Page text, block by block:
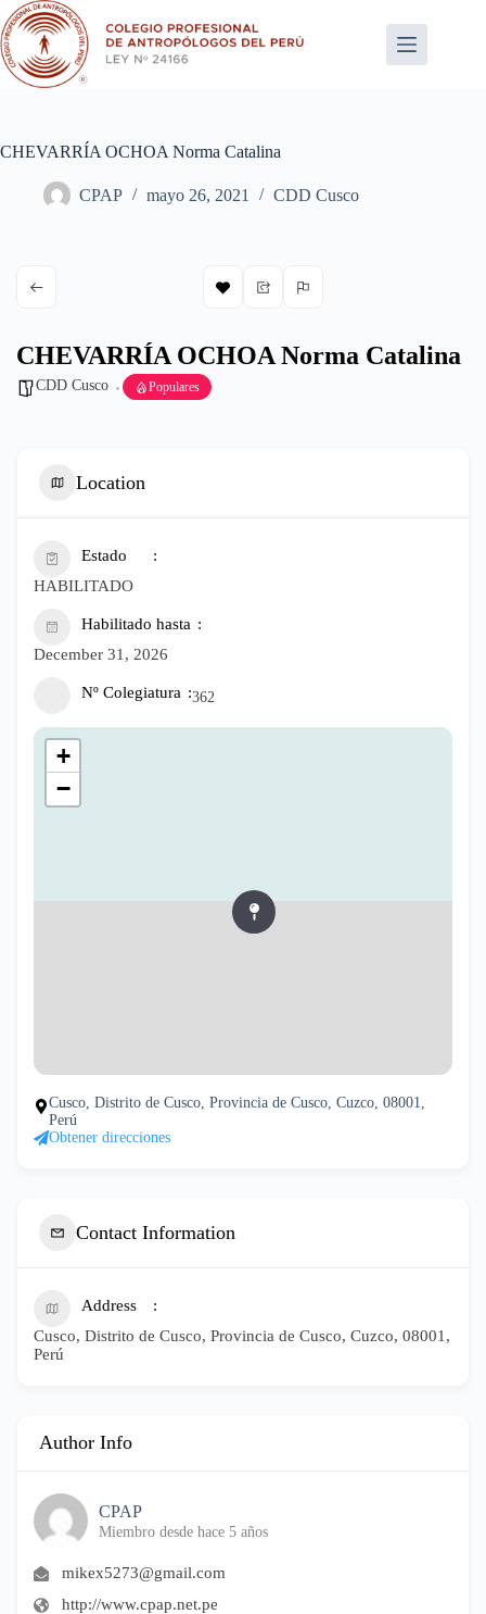
Saltar
al
contenido
CHEVARRÍA OCHOA Norma Catalina
CPAP mayo 26, 2021 CDD Cusco
CHEVARRÍA OCHOA Norma Catalina
CDD Cusco Populares
Location
Estado
HABILITADO
Habilitado hasta
December 31, 2026
Nº Colegiatura 362
+
−
Cusco, Distrito de Cusco, Provincia de Cusco, Cuzco, 08001,
Perú
Obtener direcciones
Contact Information
Address
Cusco, Distrito de Cusco, Provincia de Cusco, Cuzco, 08001,
Perú
Author Info
CPAP
Miembro desde hace 5 años
mikex5273@gmail.com
http://www.cpap.net.pe